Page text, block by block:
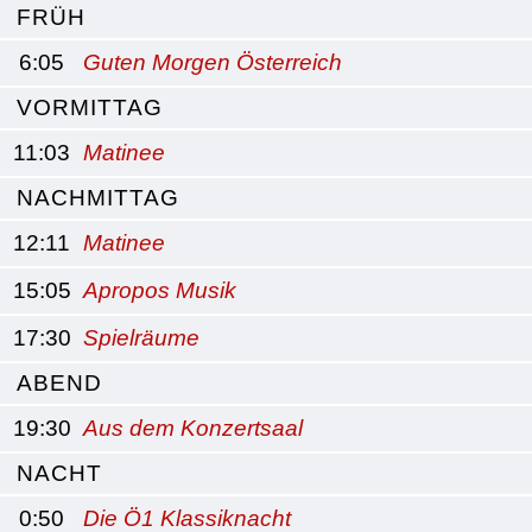
FRÜH
6:05
Guten Morgen Österreich
VORMITTAG
11:03 Matinee
NACHMITTAG
12:11 Matinee
15:05 Apropos Musik
17:30 Spielräume
ABEND
19:30 Aus dem Konzertsaal
NACHT
0:50
Die Ö1 Klassiknacht